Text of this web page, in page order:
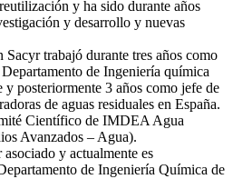
y ha sido durante años
y desarrollo y nuevas
Sacyr trabajó durante tres años como
de Ingeniería química
posteriormente 3 años como jefe de
de aguas residuales en España.
Científico de IMDEA Agua
Avanzados – Agua).
y actualmente es
de Ingeniería Química de